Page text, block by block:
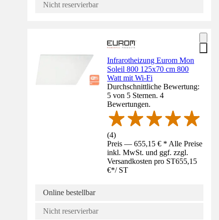
Nicht reservierbar
Infrarotheizung Eurom Mon
Soleil 800 125x70 cm 800
Watt mit Wi-Fi
Durchschnittliche Bewertung:
5 von 5 Sternen. 4
Bewertungen.
(4)
Preis — 655,15 € * Alle Preise
inkl. MwSt. und ggf. zzgl.
Versandkosten pro ST655,15
€*/ ST
Online bestellbar
Nicht reservierbar